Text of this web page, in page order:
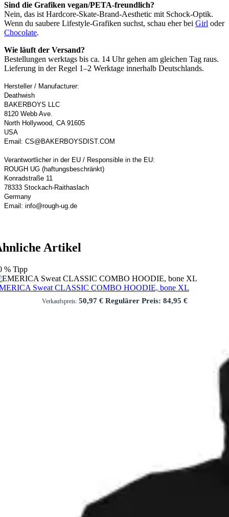
Sind die Grafiken vegan/PETA-freundlich?
Nein, das ist Hardcore-Skate-Brand-Aesthetic mit Schock-Optik.
Wenn du saubere Lifestyle-Grafiken suchst, schau eher bei Girl oder
Chocolate.
Wie läuft der Versand?
Bestellungen werktags bis ca. 14 Uhr gehen am gleichen Tag raus.
Lieferung in der Regel 1–2 Werktage innerhalb Deutschlands.
Hersteller / Manufacturer:
Deathwish
BAKERBOYS LLC
8120 Webb Ave.
North Hollywood, CA 91605
USA
Email: CS@BAKERBOYSDIST.COM
Verantwortlicher in der EU / Responsible in the EU:
ROUGH UG (haftungsbeschränkt)
Konradstraße 11
78333 Stockach-Raithaslach
Germany
Email: info@rough-ug.de
Artikel
% Tipp
Sweat CLASSIC COMBO HOODIE, bone XL
Verkaufspreis: 50,97 € Regulärer Preis: 84,95 €